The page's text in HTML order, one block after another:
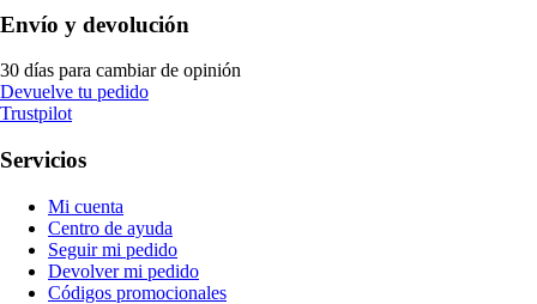
Envío y devolución
30 días para cambiar de opinión
Devuelve tu pedido
Trustpilot
Servicios
Mi cuenta
Centro de ayuda
Seguir mi pedido
Devolver mi pedido
Códigos promocionales